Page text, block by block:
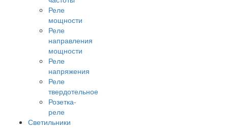
Реле
мощности
Реле
направления
мощности
Реле
напряжения
Реле
твердотельное
Розетка-
реле
Светильники